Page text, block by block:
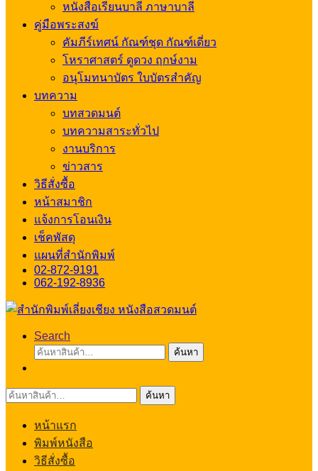
หนังสือเรียนบาลี ภาษาบาลี
คู่มือพระสงฆ์
คัมภีร์เทศน์ กัณฑ์ชุด กัณฑ์เดี่ยว
โหราศาสตร์ ดูดวง ฤกษ์งาม
อนุโมทนาบัตร ใบบัตรสำคัญ
บทความ
บทสวดมนต์
บทความสาระทั่วไป
งานบริการ
ข่าวสาร
วิธีสั่งซื้อ
หน้าสมาชิก
แจ้งการโอนเงิน
เช็คพัสดุ
แผนที่สำนักพิมพ์
02-872-9191
062-192-8936
Search
ค้นหา:
ค้นหา
ค้นหา: ค้นหา
หน้าแรก
พิมพ์หนังสือ
วิธีสั่งซื้อ